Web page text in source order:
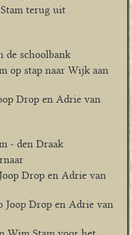
Stam terug uit
de schoolbank
op stap naar Wijk aan
Drop en Adrie van
- den Draak
Drop en Adrie van
Joop Drop en Adrie van